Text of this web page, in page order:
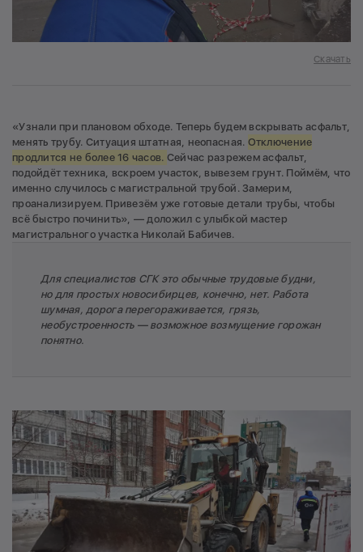
Скачать
«Узнали при плановом обходе. Теперь будем вскрывать асфальт,
менять трубу. Ситуация штатная, неопасная. Отключение
продлится не более 16 часов. Сейчас разрежем асфальт,
подойдёт техника, вскроем участок, вывезем грунт. Поймём, что
именно случилось с магистральной трубой. Замерим,
проанализируем. Привезём уже готовые детали трубы, чтобы
всё быстро починить», — доложил с улыбкой мастер
магистрального участка Николай Бабичев.
Для специалистов СГК это обычные трудовые будни,
но для простых новосибирцев, конечно, нет. Работа
шумная, дорога перегораживается, грязь,
необустроенность — возможное возмущение горожан
понятно.